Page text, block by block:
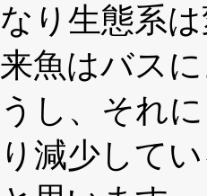
なり生態系
来魚はバス
うし、それ
り減少して